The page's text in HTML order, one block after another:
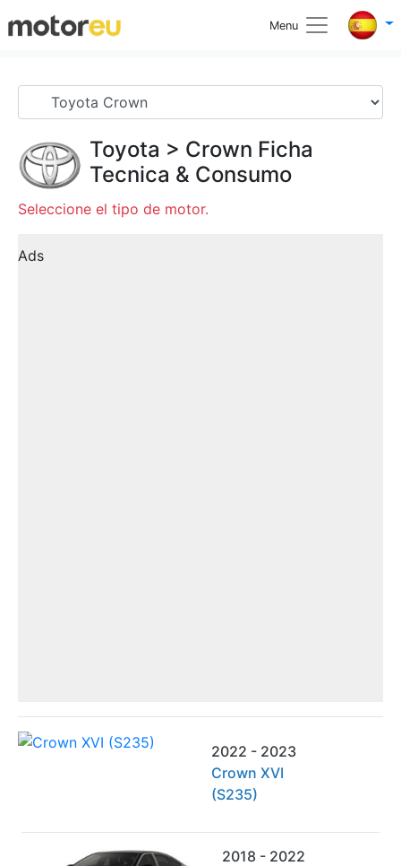
Menu
Toyota > Crown Ficha
Tecnica & Consumo
Seleccione el tipo de motor.
Ads
2022 - 2023
Crown XVI
(S235)
2018 - 2022